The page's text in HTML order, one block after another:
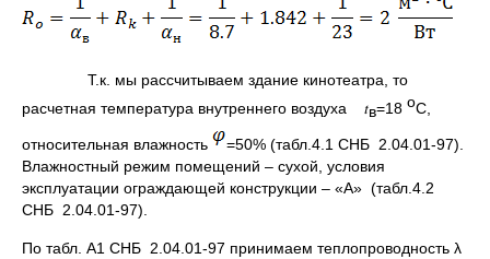
Т.к. мы рассчитываем здание кинотеатра, то
расчетная температура внутреннего воздуха 𝑡в=18 оС,
относительная влажность
=50% (табл.4.1 CНБ 2.04.01-97).
Влажностный режим помещений – сухой, условия
эксплуатации ограждающей конструкции – «А» (табл.4.2
CНБ 2.04.01-97).
По табл. А1 CНБ 2.04.01-97 принимаем теплопроводность λ